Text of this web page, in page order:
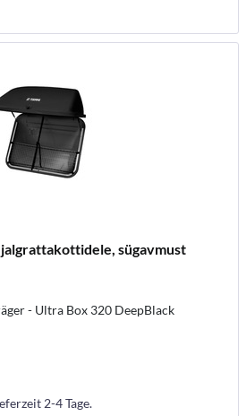
sügavmust
- Ultra Box 320 DeepBlack
2-4 Tage.